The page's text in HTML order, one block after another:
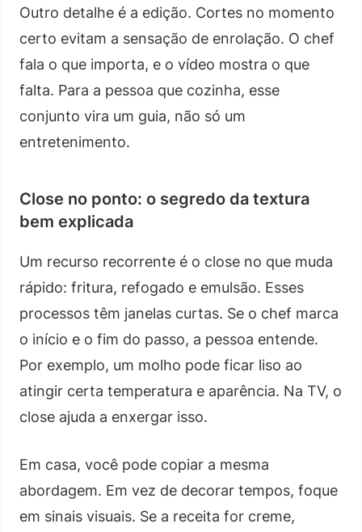
Outro detalhe é a edição. Cortes no momento
certo evitam a sensação de enrolação. O chef
fala o que importa, e o vídeo mostra o que
falta. Para a pessoa que cozinha, esse
conjunto vira um guia, não só um
entretenimento.
Close no ponto: o segredo da textura
bem explicada
Um recurso recorrente é o close no que muda
rápido: fritura, refogado e emulsão. Esses
processos têm janelas curtas. Se o chef marca
o início e o fim do passo, a pessoa entende.
Por exemplo, um molho pode ficar liso ao
atingir certa temperatura e aparência. Na TV, o
close ajuda a enxergar isso.
Em casa, você pode copiar a mesma
abordagem. Em vez de decorar tempos, foque
em sinais visuais. Se a receita for creme,